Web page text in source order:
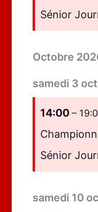
Sénior
Octobre
samedi 3
14:00 –
Sénior
samedi 10